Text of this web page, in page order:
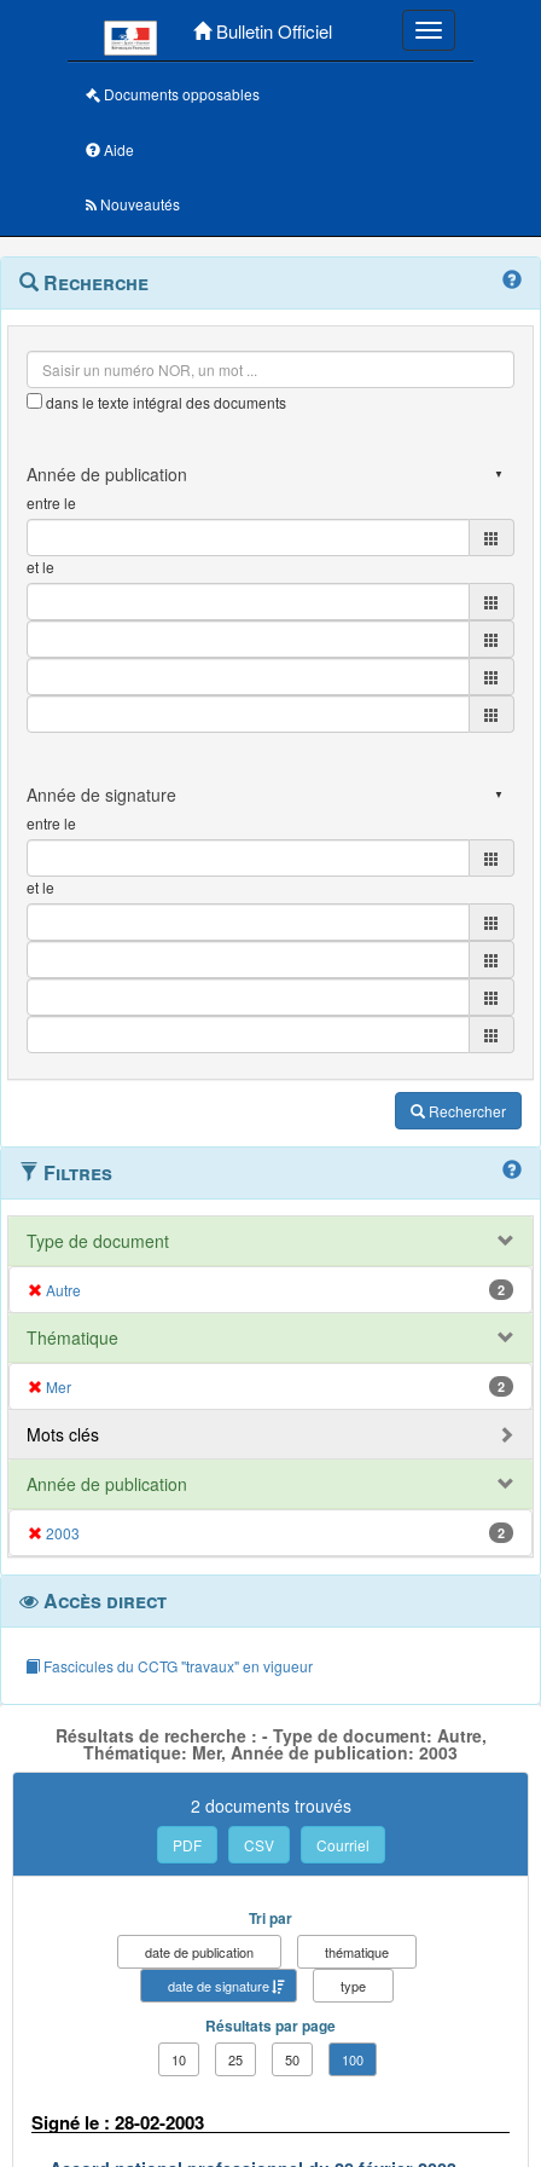
Bulletin Officiel Toggle
Documents opposables
Aide
Nouveautés
Navigation
outils
Menu
contextuel
Recherche
dans le texte intégral des documents
entre le
et le
entre le
et le
Rechercher
Filtres
Type de document
Autre 2
Thématique
Mer 2
Mots clés
Année de publication
2003 2
Accès direct
Fascicules du CCTG "travaux" en vigueur
Résultats de recherche : - Type de document: Autre,
Thématique: Mer, Année de publication: 2003
2 documents trouvés
PDF CSV Courriel
Tri par
date de publication
thématique
date de signature
type
Résultats par page
10 25 50 100
Signé le : 28-02-2003